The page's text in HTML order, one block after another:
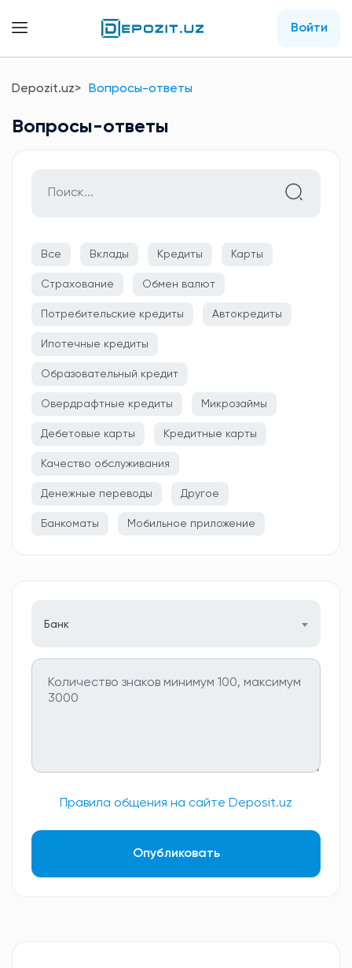
Войти
Depozit.uz Вопросы-ответы
Вопросы-ответы
Все Вклады Кредиты Карты
Страхование Обмен валют
Потребительские кредиты Автокредиты
Ипотечные кредиты
Образовательный кредит
Овердрафтные кредиты Микрозаймы
Дебетовые карты Кредитные карты
Качество обслуживания
Денежные переводы Другое
Банкоматы Мобильное приложение
Банк
Правила общения на сайте Deposit.uz
Опубликовать